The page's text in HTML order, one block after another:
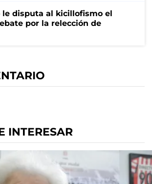
le disputa al kicillofismo el
por la relección de
INTERESAR